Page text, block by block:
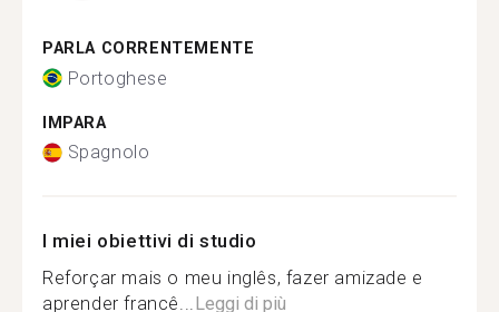
PARLA CORRENTEMENTE
Portoghese
IMPARA
Spagnolo
I miei obiettivi di studio
Reforçar mais o meu inglês, fazer amizade e
aprender francê...Leggi di più